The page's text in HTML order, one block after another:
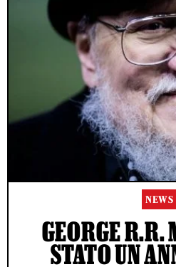
NEWS
GEORGE R.R.
STATO UN